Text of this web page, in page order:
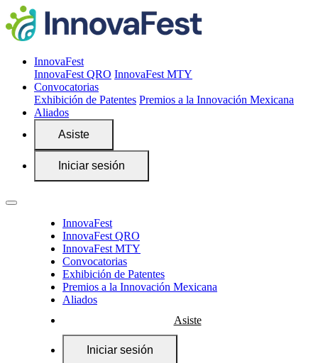
InnovaFest
InnovaFest QRO InnovaFest MTY
Convocatorias
Exhibición de Patentes Premios a la Innovación Mexicana
Aliados
Asiste
Iniciar sesión
InnovaFest
InnovaFest QRO
InnovaFest MTY
Convocatorias
Exhibición de Patentes
Premios a la Innovación Mexicana
Aliados
Asiste
Iniciar sesión